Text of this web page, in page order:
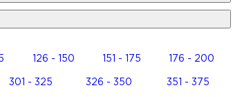
126 - 150 151 - 175 176 - 200
301 - 325 326 - 350 351 - 375